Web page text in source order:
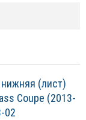
(лист)
Coupe (2013-
02